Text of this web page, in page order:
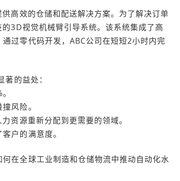
高效的仓储和配送解决方案。为了解决订单
3D视觉机械臂引导系统。该系统集成了高
过零代码开发，ABC公司在短短2小时内完
的益处：
风险。
资源重新分配到更需要的领域。
户的满意度。
在全球工业制造和仓储物流中推动自动化水